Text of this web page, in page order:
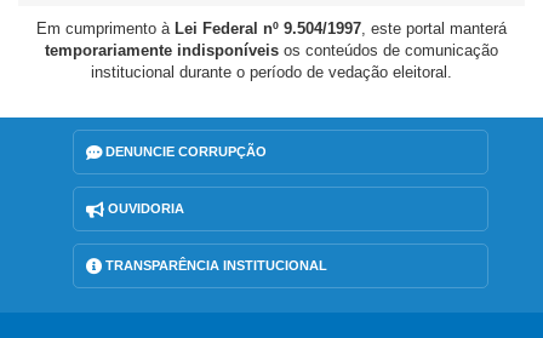
Em cumprimento à Lei Federal nº 9.504/1997, este portal manterá
temporariamente indisponíveis os conteúdos de comunicação
institucional durante o período de vedação eleitoral.
DENUNCIE CORRUPÇÃO
OUVIDORIA
TRANSPARÊNCIA INSTITUCIONAL